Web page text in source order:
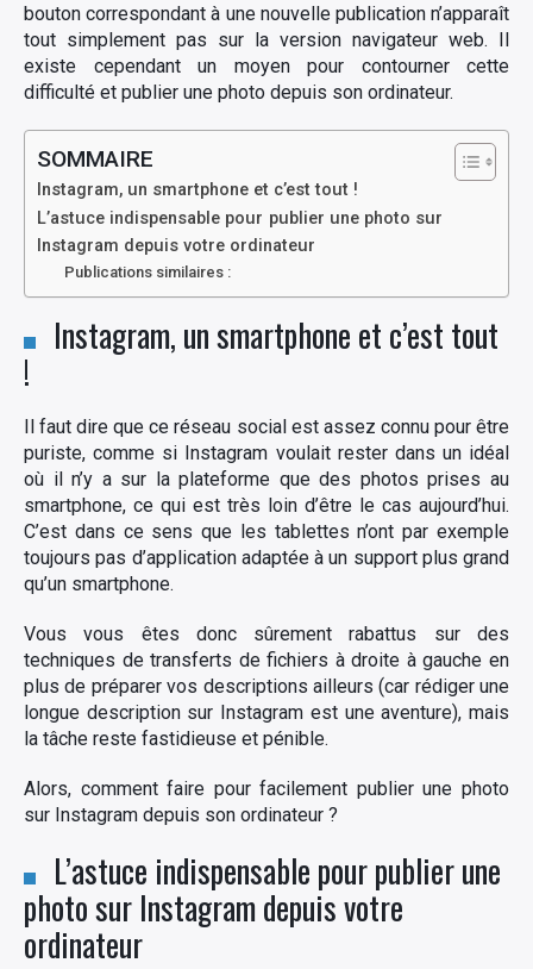
bouton correspondant à une nouvelle publication n’apparaît
tout simplement pas sur la version navigateur web. Il
existe cependant un moyen pour contourner cette
difficulté et publier une photo depuis son ordinateur.
SOMMAIRE
Instagram, un smartphone et c’est tout !
L’astuce indispensable pour publier une photo sur
Instagram depuis votre ordinateur
Publications similaires :
Instagram, un smartphone et c’est tout
!
Il faut dire que ce réseau social est assez connu pour être
puriste, comme si Instagram voulait rester dans un idéal
où il n’y a sur la plateforme que des photos prises au
smartphone, ce qui est très loin d’être le cas aujourd’hui.
C’est dans ce sens que les tablettes n’ont par exemple
toujours pas d’application adaptée à un support plus grand
qu’un smartphone.
Vous vous êtes donc sûrement rabattus sur des
techniques de transferts de fichiers à droite à gauche en
plus de préparer vos descriptions ailleurs (car rédiger une
longue description sur Instagram est une aventure), mais
la tâche reste fastidieuse et pénible.
Alors, comment faire pour facilement publier une photo
sur Instagram depuis son ordinateur ?
L’astuce indispensable pour publier une
photo sur Instagram depuis votre
ordinateur